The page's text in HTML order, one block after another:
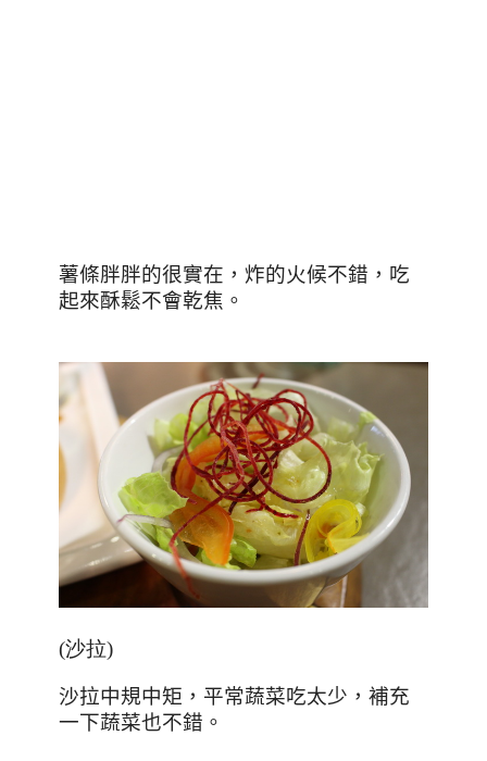
薯條胖胖的很實在，炸的火候不錯，吃
起來酥鬆不會乾焦。
(沙拉)
沙拉中規中矩，平常蔬菜吃太少，補充
一下蔬菜也不錯。